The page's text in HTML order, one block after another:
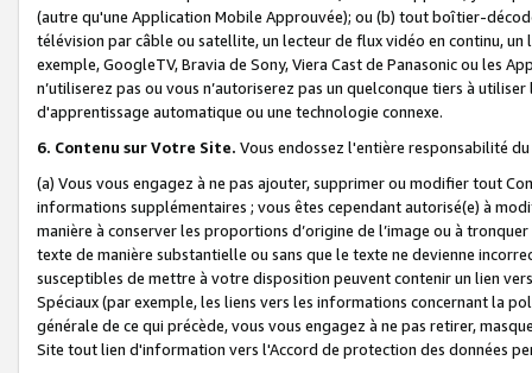
(autre qu'une Application Mobile Approuvée); ou (b) tout boîtier-
télévision par câble ou satellite, un lecteur de flux vidéo en continu,
exemple, GoogleTV, Bravia de Sony, Viera Cast de Panasonic ou les
n’utiliserez pas ou vous n’autoriserez pas un quelconque tiers à
d'apprentissage automatique ou une technologie connexe.
6. Contenu sur Votre Site. Vous endossez l'entière responsabilité
(a) Vous vous engagez à ne pas ajouter, supprimer ou modifier tout
informations supplémentaires ; vous êtes cependant autorisé(e) à
manière à conserver les proportions d’origine de l’image ou à
texte de manière substantielle ou sans que le texte ne devienne
susceptibles de mettre à votre disposition peuvent contenir un lien
Spéciaux (par exemple, les liens vers les informations concernant la
générale de ce qui précède, vous vous engagez à ne pas retirer,
Site tout lien d'information vers l'Accord de protection des données